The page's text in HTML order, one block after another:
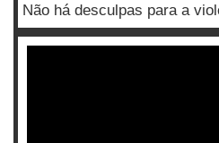
Não há desculpas para a